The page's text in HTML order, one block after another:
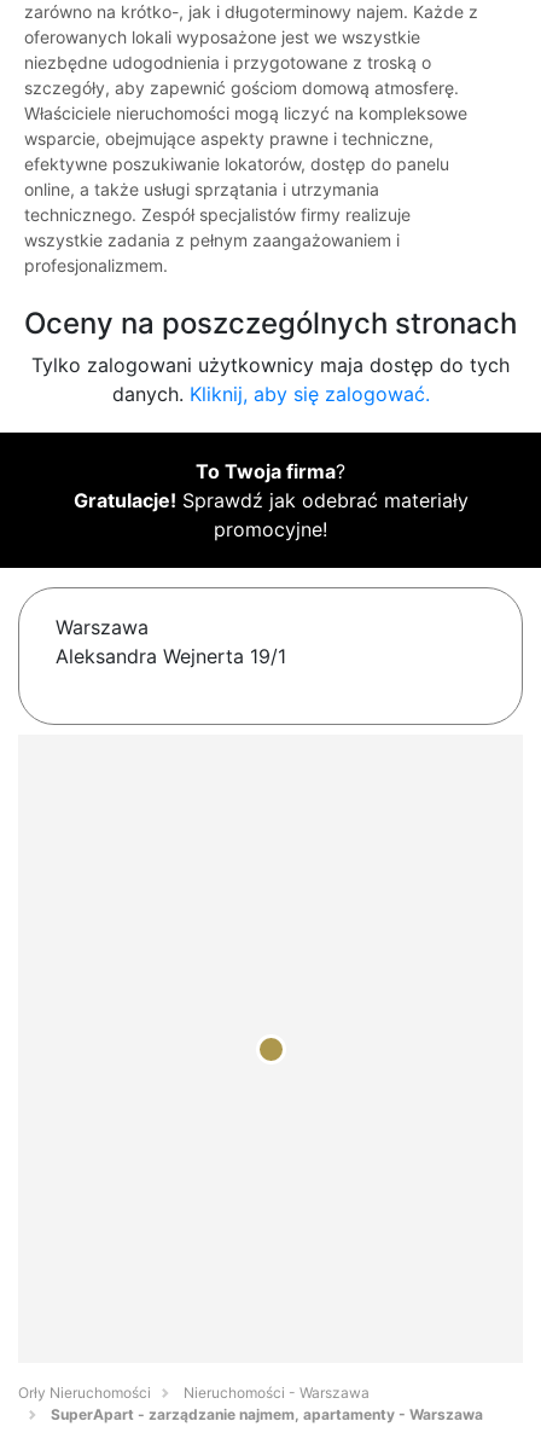
zarówno na krótko-, jak i długoterminowy najem. Każde z
oferowanych lokali wyposażone jest we wszystkie
niezbędne udogodnienia i przygotowane z troską o
szczegóły, aby zapewnić gościom domową atmosferę.
Właściciele nieruchomości mogą liczyć na kompleksowe
wsparcie, obejmujące aspekty prawne i techniczne,
efektywne poszukiwanie lokatorów, dostęp do panelu
online, a także usługi sprzątania i utrzymania
technicznego. Zespół specjalistów firmy realizuje
wszystkie zadania z pełnym zaangażowaniem i
profesjonalizmem.
Oceny na poszczególnych stronach
Tylko zalogowani użytkownicy maja dostęp do tych
danych. Kliknij, aby się zalogować.
To Twoja firma?
Gratulacje! Sprawdź jak odebrać materiały
promocyjne!
Warszawa
Aleksandra Wejnerta 19/1
Orły Nieruchomości
Nieruchomości - Warszawa
SuperApart - zarządzanie najmem, apartamenty - Warszawa